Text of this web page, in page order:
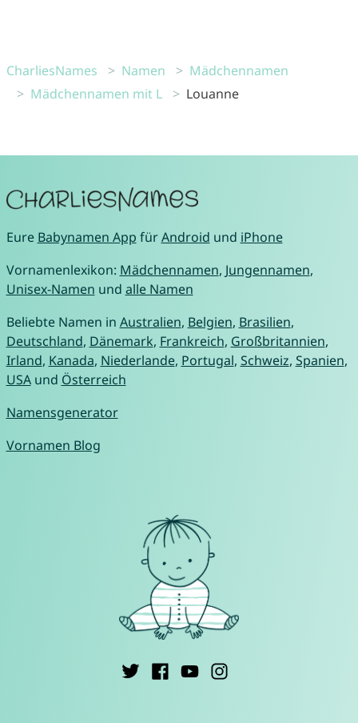
CharliesNames Namen
Mädchennamen
Mädchennamen mit L
Louanne
Eure Babynamen App fürAndroid und iPhone
Vornamenlexikon: Mädchennamen, Jungennamen,
Unisex-Namen und alle Namen
Beliebte Namen in Australien, Belgien, Brasilien,
Deutschland, Dänemark, Frankreich, Großbritannien,
Irland, Kanada, Niederlande, Portugal, Schweiz, Spanien,
USAund Österreich
Namensgenerator
Vornamen Blog